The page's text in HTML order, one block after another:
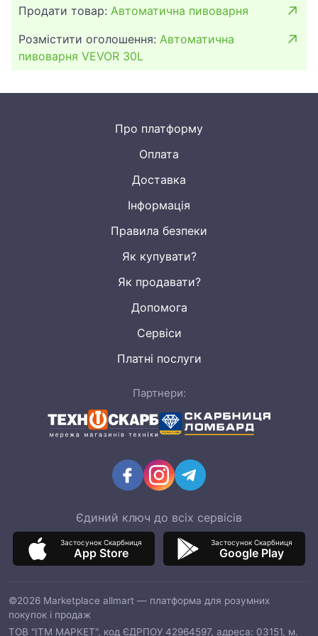
Діапазон потужності: 100-2500 Вт (діапазон: 100 Вт)
Діапазон температур: 25–100 ℃ (калібрування ± 10
Діапазон часу: 1-180 хвилин
Вага упаковки: 14,7 кг
Продати товар: Автоматична пивоварня
Розмістити оголошення: Автоматична
пивоварня VEVOR 30L
Про платформу
Оплата
Доставка
Інформація
Правила безпеки
Як купувати?
Як продавати?
Допомога
Сервіси
Платні послуги
Партнери:
Єдиний ключ до всіх сервісів
Застосунок Скарбниця
App Store
Застосунок Скарбниця
Google Play
©2026 Marketplace allmart — платформа для розумних
покупок і продаж
ТОВ "ІТМ МАРКЕТ", код ЄДРПОУ 42964597, адреса: 03151, м.